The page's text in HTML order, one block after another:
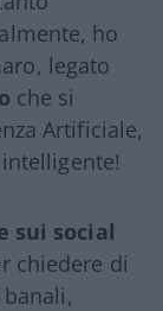
ho
legato
che si
Artificiale,
sui social
chiedere di